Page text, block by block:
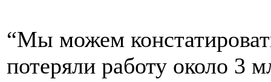
“Мы можем
потеряли работу около 3